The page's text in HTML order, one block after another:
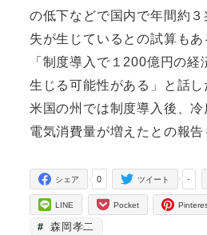
の低下などで国内で年間約
失が生じているとの試算も
「制度導入で１200億円の経
生じる可能性がある」と話し
米国の州では制度導入後、
電気消費量が増えたとの報告
0
シェア -
ツイート
LINE Pocket
森岡孝二